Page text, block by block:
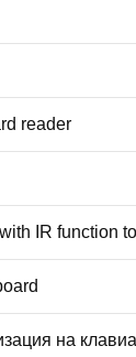
reader
IR function
на